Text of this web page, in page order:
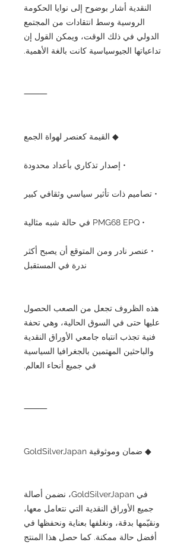
النقدية أشار بوضوح إلى نوايا الحكومة
الروسية وسط انتقادات من المجتمع
الدولي في ذلك الوقت، ويمكن القول إن
تداعياتها الجيوسياسية كانت بالغة الأهمية.
⸻
◆ القيمة كعنصر لهواة الجمع
• إصدار تذكاري بأعداد محدودة
• تصاميم ذات تأثير سياسي وثقافي كبير
• PMG68 EPQ في حالة شبه مثالية
• عنصر نادر ومن المتوقع أن يصبح أكثر
ندرة في المستقبل
هذه الظروف تجعل من الصعب الحصول
عليها حتى في السوق الحالية، وهي تحفة
فنية تجذب انتباه جامعي الأوراق النقدية
والباحثين المهتمين بالجغرافيا السياسية
في جميع أنحاء العالم.
⸻
◆ ضمان وموثوقية GoldSilverJapan
في GoldSilverJapan، نضمن أصالة
جميع الأوراق النقدية التي نتعامل معها،
ونقيّمها بدقة، ونغلفها بعناية ونحفظها في
أفضل حالة ممكنة. كما حصل هذا المنتج